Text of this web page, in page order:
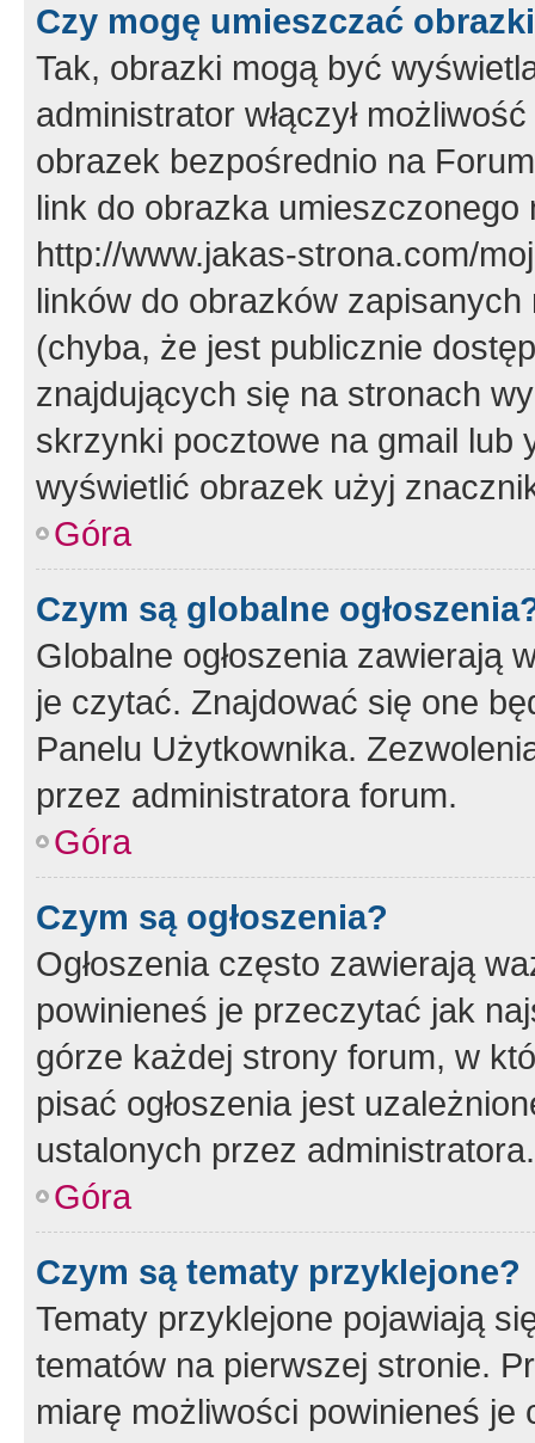
Czy mogę umieszczać
Tak, obrazki mogą być
administrator włączył
obrazek bezpośrednio na
link do obrazka
http://www.jakas-strona.com/
linków do obrazków
(chyba, że jest publicznie
znajdujących się na stronach
skrzynki pocztowe na gmail lub
wyświetlić obrazek użyj
Góra
Czym są globalne
Globalne ogłoszenia zawierają
je czytać. Znajdować się one
Panelu Użytkownika.
przez administratora forum.
Góra
Czym są ogłoszenia?
Ogłoszenia często zawierają
powinieneś je przeczytać jak
górze każdej strony forum, w
pisać ogłoszenia jest
ustalonych przez administratora.
Góra
Czym są tematy przyklejone?
Tematy przyklejone pojawiają
tematów na pierwszej stronie.
miarę możliwości powinieneś je